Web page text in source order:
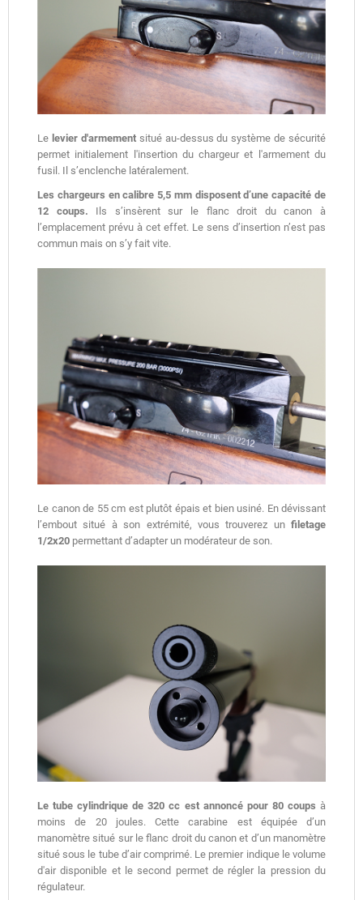
Le levier d'armementsitué au-dessus du système de sécurité
permet initialement l'insertion du chargeur et l'armement du
fusil. Il s’enclenche latéralement.
Les chargeurs en calibre 5,5 mm disposent d’une capacité de
12 coups. Ils s’insèrent sur le flanc droit du canon à
l’emplacement prévu à cet effet. Le sens d’insertion n’est pas
commun mais on s’y fait vite.
Le canon de 55 cm est plutôt épais et bien usiné. En dévissant
l’embout situé à son extrémité, vous trouverez un filetage
1/2x20 permettant d’adapter un modérateur de son.
Le tube cylindrique de 320 cc est annoncé pour 80 coups à
moins de 20 joules. Cette carabine est équipée d’un
manomètre situé sur le flanc droit du canon et d’un manomètre
situé sous le tube d’air comprimé. Le premier indique le volume
d'air disponible et le second permet de régler la pression du
régulateur.